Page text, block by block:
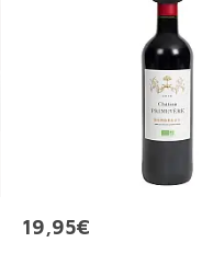
19,95€